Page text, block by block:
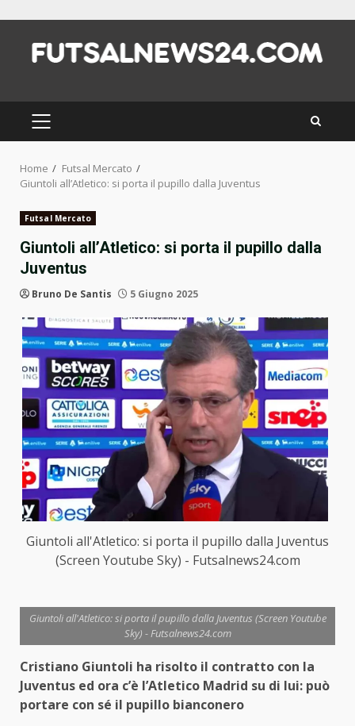
content
PRIMARY
MENU
Home
Futsal Mercato
Giuntoli all’Atletico: si porta il pupillo dalla Juventus
Futsal Mercato
Giuntoli all’Atletico: si porta il pupillo dalla
Juventus
Bruno De Santis 5 Giugno 2025
Giuntoli all'Atletico: si porta il pupillo dalla Juventus
(Screen Youtube Sky) - Futsalnews24.com
Giuntoli all'Atletico: si porta il pupillo dalla Juventus (Screen Youtube
Sky) - Futsalnews24.com
Cristiano Giuntoli ha risolto il contratto con la
Juventus ed ora c’è l’Atletico Madrid su di lui: può
portare con sé il pupillo bianconero